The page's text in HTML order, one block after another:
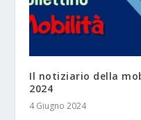
Il notiziario della
2024
4 Giugno 2024